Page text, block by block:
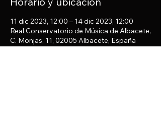
11 dic 2023, 12:00 – 14 dic 2023, 12:00
Real Conservatorio de Música de Albacete,
C. Monjas, 11, 02005 Albacete, España